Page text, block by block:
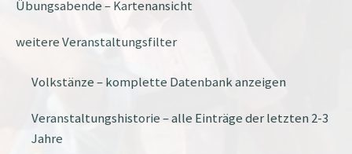
Übungsabende – Kartenansicht
weitere Veranstaltungsfilter
Volkstänze – komplette Datenbank anzeigen
Veranstaltungshistorie – alle Einträge der letzten 2-3
Jahre